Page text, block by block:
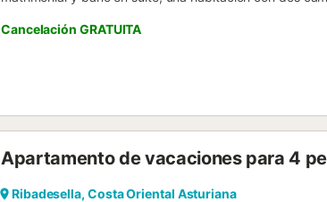
Cancelación GRATUITA
Apartamento de vacaciones para 4
Ribadesella, Costa Oriental Asturiana